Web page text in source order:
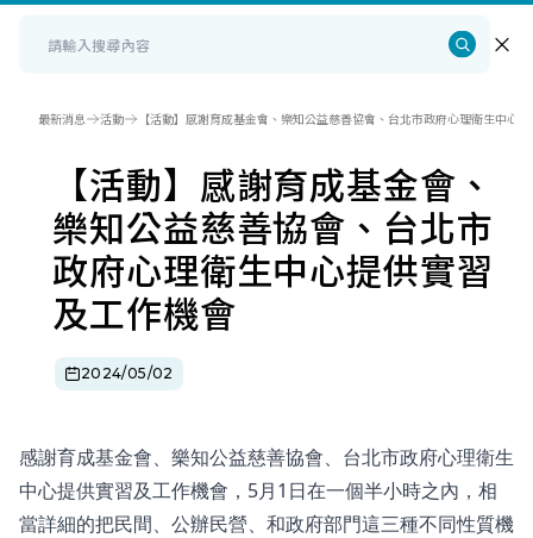
最新消息 活動 【活動】感謝育成基金會、樂知公益慈善協會、台北市政府心理衛生中心
【活動】感謝育成基金會、
樂知公益慈善協會、台北市
政府心理衛生中心提供實習
及工作機會
2024/05/02
感謝育成基金會、樂知公益慈善協會、台北市政府心理衛生
中心提供實習及工作機會，5月1日在一個半小時之內，相
當詳細的把民間、公辦民營、和政府部門這三種不同性質機